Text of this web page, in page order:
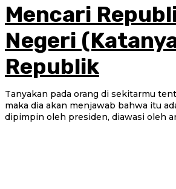
Mencari
Negeri
Republik
Tanyakan pada orang di sekitarmu
maka dia akan menjawab bahwa itu
dipimpin oleh presiden, diawasi oleh